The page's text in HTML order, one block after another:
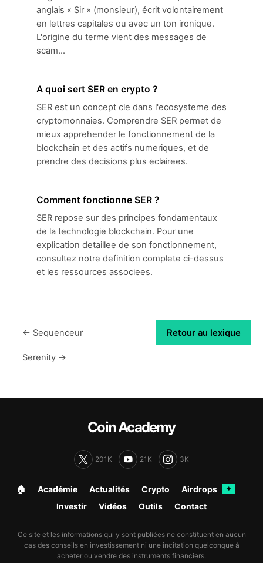
anglais « Sir » (monsieur), écrit volontairement
en lettres capitales ou avec un ton ironique.
L'origine du terme vient des messages de
scam...
A quoi sert SER en crypto ?
SER est un concept cle dans l'ecosysteme des
cryptomonnaies. Comprendre SER permet de
mieux apprehender le fonctionnement de la
blockchain et des actifs numeriques, et de
prendre des decisions plus eclairees.
Comment fonctionne SER ?
SER repose sur des principes fondamentaux
de la technologie blockchain. Pour une
explication detaillee de son fonctionnement,
consultez notre definition complete ci-dessus
et les ressources associees.
← Sequenceur Retour au lexique
Serenity →
Coin Academy
201K 21K 3K
🏠︎ Académie Actualités Crypto Airdrops ✦
Investir Vidéos Outils Contact
Ce site et les informations qui y sont publiées ne constituent en aucun
cas des conseils en investissement ni une incitation quelconque à
acheter ou vendre des instruments financiers.